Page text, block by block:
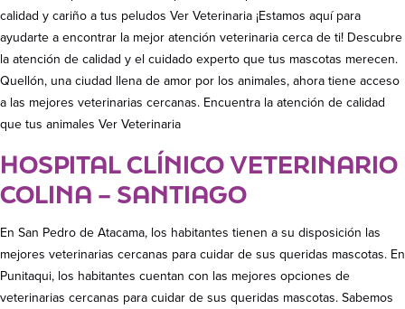
calidad y cariño a tus peludos Ver Veterinaria ¡Estamos aquí para
ayudarte a encontrar la mejor atención veterinaria cerca de ti! Descubre
la atención de calidad y el cuidado experto que tus mascotas merecen.
Quellón, una ciudad llena de amor por los animales, ahora tiene acceso
a las mejores veterinarias cercanas. Encuentra la atención de calidad
que tus animales Ver Veterinaria
HOSPITAL CLÍNICO VETERINARIO
COLINA – SANTIAGO
En San Pedro de Atacama, los habitantes tienen a su disposición las
mejores veterinarias cercanas para cuidar de sus queridas mascotas. En
Punitaqui, los habitantes cuentan con las mejores opciones de
veterinarias cercanas para cuidar de sus queridas mascotas. Sabemos